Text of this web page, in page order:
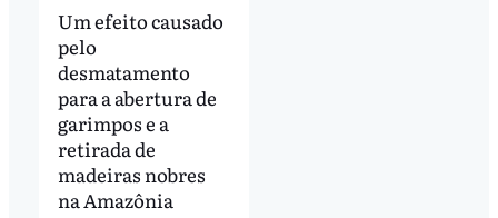
Um efeito causado
pelo
desmatamento
para a abertura de
garimpos e a
retirada de
madeiras nobres
na Amazônia